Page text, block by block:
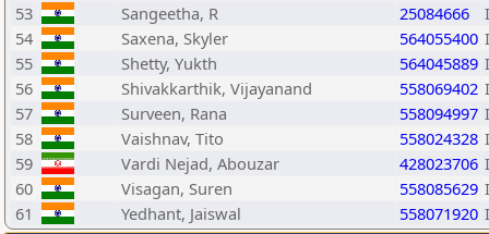
53
Sangeetha, R 25084666
54
Saxena, Skyler 564055400
55
Shetty, Yukth 564045889
56
Shivakkarthik, Vijayanand 558069402
57
Surveen, Rana 558094997
58
Vaishnav, Tito 558024328
59
Vardi Nejad, Abouzar 428023706
60
Visagan, Suren 558085629
61
Yedhant, Jaiswal 558071920